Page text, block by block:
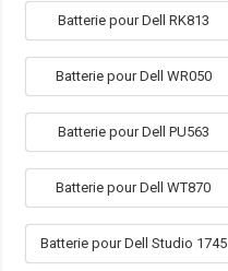
Batterie pour Dell RK813
Batterie pour Dell WR050
Batterie pour Dell PU563
Batterie pour Dell WT870
Batterie pour Dell Studio 1745